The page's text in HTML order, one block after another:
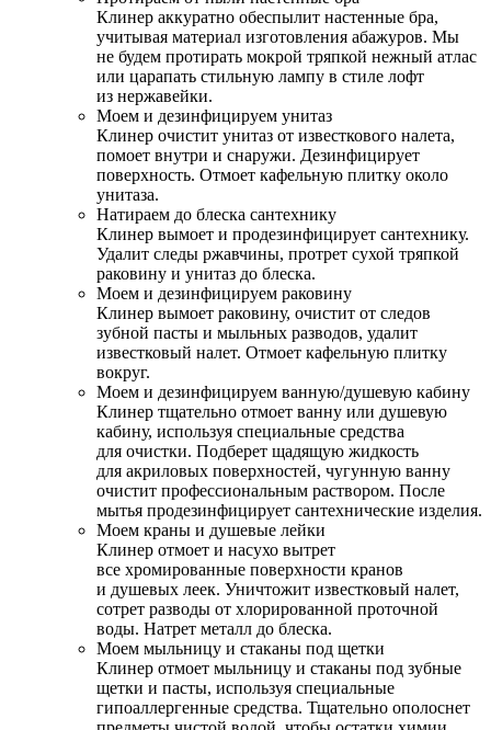
Клинер аккуратно обеспылит настенные бра,
учитывая материал изготовления абажуров. Мы
не будем протирать мокрой тряпкой нежный атлас
или царапать стильную лампу в стиле лофт
из нержавейки.
Моем и дезинфицируем унитаз
Клинер очистит унитаз от известкового налета,
помоет внутри и снаружи. Дезинфицирует
поверхность. Отмоет кафельную плитку около
унитаза.
Натираем до блеска сантехнику
Клинер вымоет и продезинфицирует сантехнику.
Удалит следы ржавчины, протрет сухой тряпкой
раковину и унитаз до блеска.
Моем и дезинфицируем раковину
Клинер вымоет раковину, очистит от следов
зубной пасты и мыльных разводов, удалит
известковый налет. Отмоет кафельную плитку
вокруг.
Моем и дезинфицируем ванную/душевую кабину
Клинер тщательно отмоет ванну или душевую
кабину, используя специальные средства
для очистки. Подберет щадящую жидкость
для акриловых поверхностей, чугунную ванну
очистит профессиональным раствором. После
мытья продезинфицирует сантехнические изделия.
Моем краны и душевые лейки
Клинер отмоет и насухо вытрет
все хромированные поверхности кранов
и душевых леек. Уничтожит известковый налет,
сотрет разводы от хлорированной проточной
воды. Натрет металл до блеска.
Моем мыльницу и стаканы под щетки
Клинер отмоет мыльницу и стаканы под зубные
щетки и пасты, используя специальные
гипоаллергенные средства. Тщательно ополоснет